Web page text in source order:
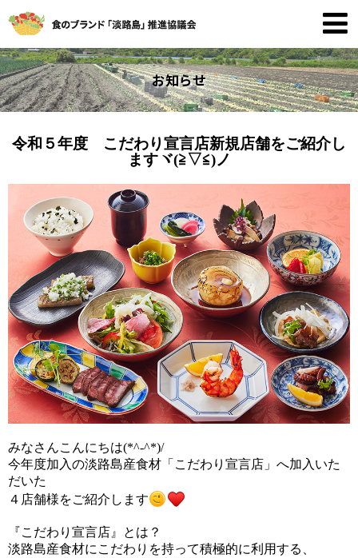
お知らせ
令和５年度 こだわり宣言店新規店舗をご紹介し
ますヾ(≧▽≦)ノ
みなさんこんにちは(*^-^*)/
今年度加入の淡路島産食材「こだわり宣言店」へ加入いた
だいた
４店舗様をご紹介します
『こだわり宣言店』とは？
淡路島産食材にこだわりを持って積極的に利用する、